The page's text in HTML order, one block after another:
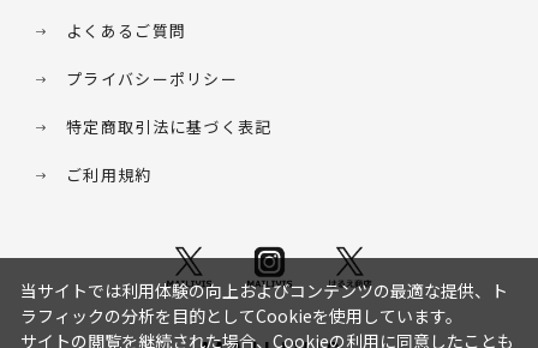
よくあるご質問
プライバシーポリシー
特定商取引法に基づく表記
ご利用規約
当サイトでは利用体験の向上およびコンテンツの最適な提供、ト
ラフィックの分析を目的としてCookieを使用しています。
サイトの閲覧を継続された場合、Cookieの利用に同意したことも